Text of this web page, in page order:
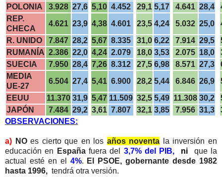
POLONIA
3.928 27,6 5,10 4.452 29,1 5,17 4.641 28,4
REP.
CHECA
4.621 23,9 4,38 4.601 23,5 4,24 5.032 25,0
R. UNIDO
7.847 28,2 5,67 8.335 31,0 6,22 7.914 29,5
RUMANÍA 2.386 22,0 4,24 2.079 18,0 3,53 2.075 18,0
SUECIA
7.950 28,4 7,26 8.312 27,5 6,98 8.571 27,3
MEDIA
UE-27
6.504 27,4 5,41 6.900 28,2 5,44 6.846 26,9
EEUU
11.370 31,9 5,47 11.509 32,5 5,49 11.308 30,2
JAPÓN
7.484 29,2 3,61 7.807 32,1 3,85 7.956 31,3
OBSERVACIONES:
a) NOes cierto que en los años noventa la inversión en
educación en
Españafuera del 3,7% del PIB, ni
que la
actual esté en el 4%. El PSOE, gobernante desde 1982
hasta 1996, tendrá otra versión.